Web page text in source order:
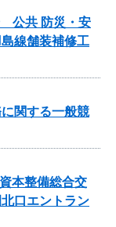
公共 防災・安
線舗装補修工
関する一般競
本整備総合交
口エントラン